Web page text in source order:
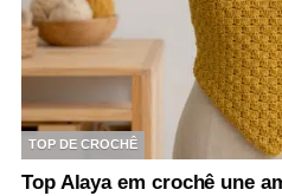
TOP DE CROCHÊ
Top Alaya em crochê une